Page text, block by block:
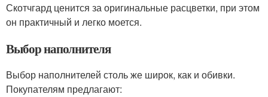
Скотчгард ценится за оригинальные расцветки, при этом
он практичный и легко моется.
Выбор наполнителя
Выбор наполнителей столь же широк, как и обивки.
Покупателям предлагают: